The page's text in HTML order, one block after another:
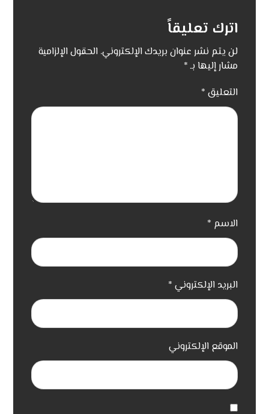
اترك تعليقاً
لن يتم نشر عنوان بريدك الإلكتروني. الحقول الإلزامية
مشار إليها بـ*
التعليق *
الاسم *
البريد الإلكتروني *
الموقع الإلكتروني